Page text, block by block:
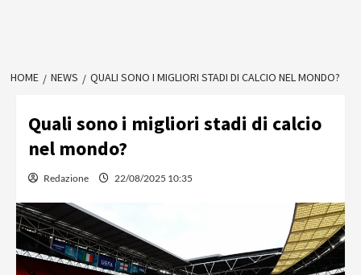
HOME NEWS QUALI SONO I MIGLIORI STADI DI CALCIO NEL MONDO?
Quali sono i migliori stadi di calcio
nel mondo?
Redazione 22/08/2025 10:35